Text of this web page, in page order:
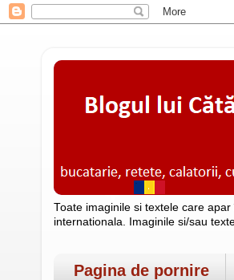
Toate imaginile si textele care
internationala. Imaginile si/sau
Pagina de pornire